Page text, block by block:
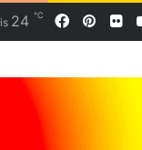
24 ℃ Facebook